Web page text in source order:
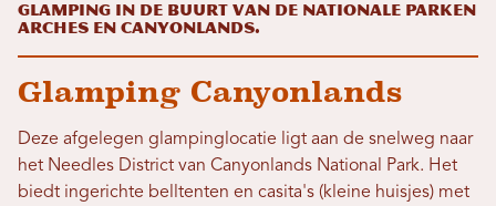
Glamping in de buurt van de nationale parken
Arches en Canyonlands.
Glamping Canyonlands
Deze afgelegen glampinglocatie ligt aan de snelweg naar
het Needles District van Canyonlands National Park. Het
biedt ingerichte belltenten en casita's (kleine huisjes) met